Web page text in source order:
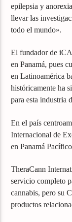
epilepsia y
llevar las
todo el mundo».
El fundador de
en Panamá, pues
en Latinoamérica
históricamente ha
para esta industria
En el país
Internacional de
en Panamá
TheraCann
servicio completo
cannabis, pero su
productos